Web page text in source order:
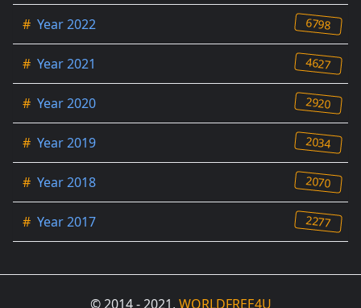
# Year 2022 6798
# Year 2021 4627
# Year 2020 2920
# Year 2019 2034
# Year 2018 2070
# Year 2017 2277
© 2014 - 2021, WORLDFREE4U